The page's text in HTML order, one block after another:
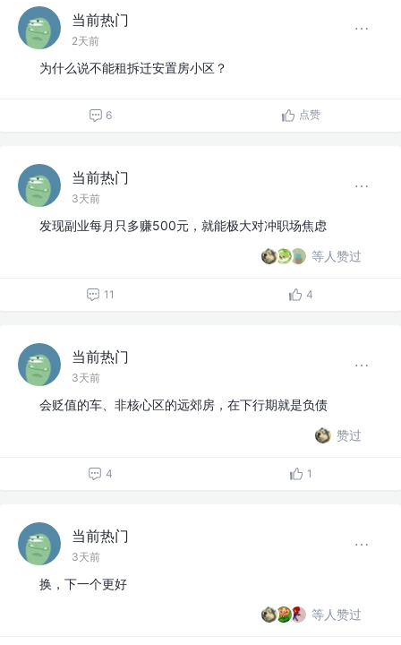
当前热门
2天前
为什么说不能租拆迁安置房小区？
6 点赞
当前热门
3天前
发现副业每月只多赚500元，就能极大对冲职场焦虑
等人赞过
11 4
当前热门
3天前
会贬值的车、非核心区的远郊房，在下行期就是负债
赞过
4 1
当前热门
3天前
换，下一个更好
等人赞过